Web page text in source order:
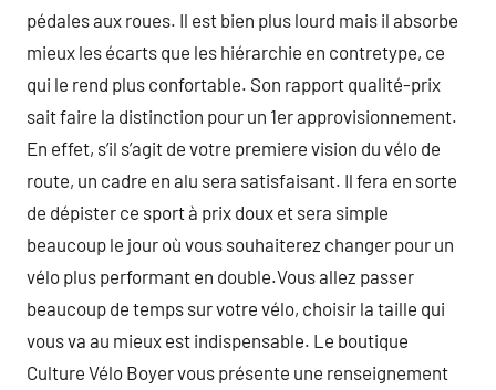
pédales aux roues. Il est bien plus lourd mais il absorbe
mieux les écarts que les hiérarchie en contretype, ce
qui le rend plus confortable. Son rapport qualité-prix
sait faire la distinction pour un 1er approvisionnement.
En effet, s’il s’agit de votre premiere vision du vélo de
route, un cadre en alu sera satisfaisant. Il fera en sorte
de dépister ce sport à prix doux et sera simple
beaucoup le jour où vous souhaiterez changer pour un
vélo plus performant en double.Vous allez passer
beaucoup de temps sur votre vélo, choisir la taille qui
vous va au mieux est indispensable. Le boutique
Culture Vélo Boyer vous présente une renseignement